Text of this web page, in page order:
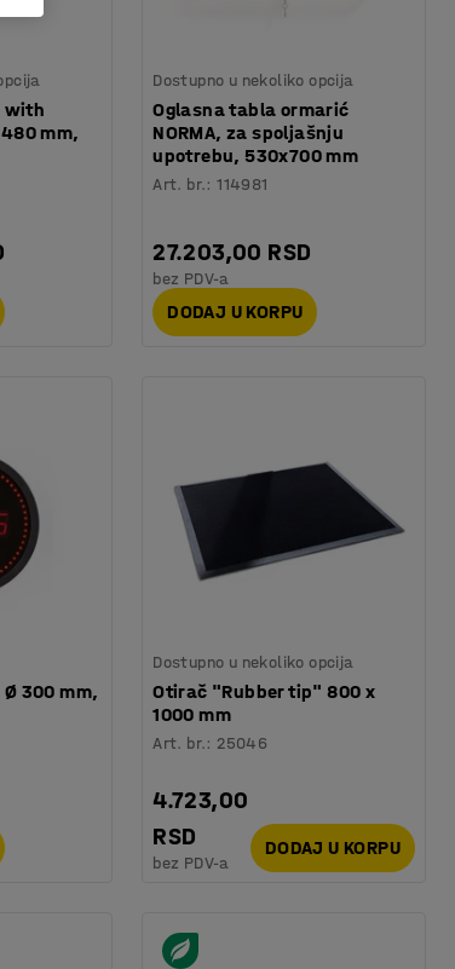
with
mm,
Dostupno u nekoliko opcija
Oglasna tabla ormarić
NORMA, za spoljašnju
upotrebu, 530x700 mm
Art. br.:114981
27.203,00 RSD
bez PDV-a
DODAJ U KORPU
300 mm,
Dostupno u nekoliko opcija
Otirač "Rubber tip" 800 x
1000 mm
Art. br.: 25046
4.723,00
RSD
bez PDV-a
DODAJ U KORPU